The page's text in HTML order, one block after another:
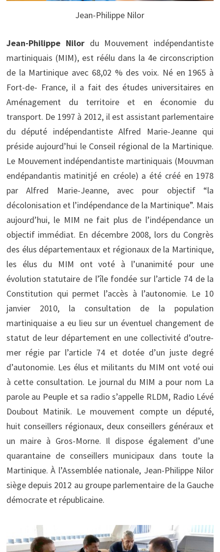
Jean-Philippe Nilor
Jean-Philippe Nilordu Mouvement indépendantiste
martiniquais (MIM), est réélu dans la 4e circonscription
de la Martinique avec 68,02 % des voix. Né en 1965 à
Fort-de- France, il a fait des études universitaires en
Aménagement du territoire et en économie du
transport. De 1997 à 2012, il est assistant parlementaire
du député indépendantiste Alfred Marie-Jeanne qui
préside aujourd’hui le Conseil régional de la Martinique.
Le Mouvement indépendantiste martiniquais (Mouvman
endépandantis matinitjé en créole) a été créé en 1978
par Alfred Marie-Jeanne, avec pour objectif “la
décolonisation et l’indépendance de la Martinique”. Mais
aujourd’hui, le MIM ne fait plus de l’indépendance un
objectif immédiat. En décembre 2008, lors du Congrès
des élus départementaux et régionaux de la Martinique,
les élus du MIM ont voté à l’unanimité pour une
évolution statutaire de l’île fondée sur l’article 74 de la
Constitution qui permet l’accès à l’autonomie. Le 10
janvier 2010, la consultation de la population
martiniquaise a eu lieu sur un éventuel changement de
statut de leur département en une collectivité d’outre-
mer régie par l’article 74 et dotée d’un juste degré
d’autonomie. Les élus et militants du MIM ont voté oui
à cette consultation. Le journal du MIM a pour nom La
parole au Peuple et sa radio s’appelle RLDM, Radio Lévé
Doubout Matinik. Le mouvement compte un député,
huit conseillers régionaux, deux conseillers généraux et
un maire à Gros-Morne. Il dispose également d’une
quarantaine de conseillers municipaux dans toute la
Martinique. À l’Assemblée nationale, Jean-Philippe Nilor
siège depuis 2012 au groupe parlementaire de la Gauche
démocrate et républicaine.